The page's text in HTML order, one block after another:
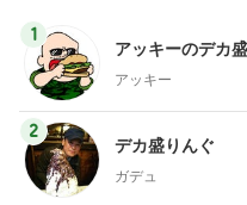
1
アッキーのデカ
アッキー
2
デカ盛りんぐ
ガデュ